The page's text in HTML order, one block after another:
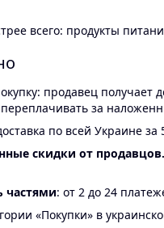
всего: продукты
продавец получает
за
по всей Украине
скидки от продавцов.
частями: от 2 до 24
«Покупки» в